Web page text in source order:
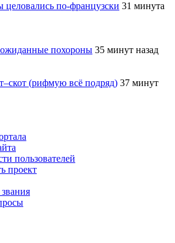
по-французски 31 минута
похороны 35 минут назад
(рифмую всё подряд) 37 минут
пользователей
проект